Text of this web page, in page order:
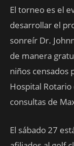
El torneo es el
desarrollar el
sonreír Dr.
de manera
niños censados
Hospital
consultas de
El sábado 27